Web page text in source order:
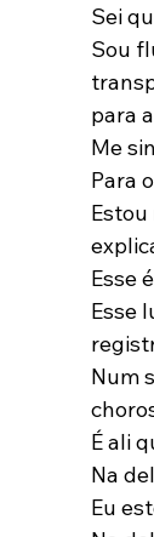
Sei
Sou
para
Me
Para
Esse
Esse
Num
É ali
Na
Eu